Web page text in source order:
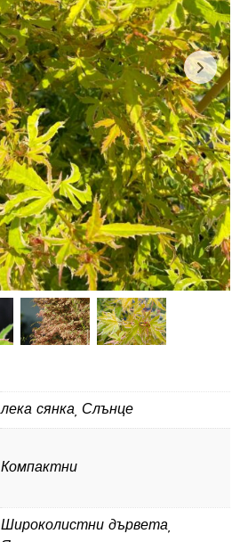
лека сянка, Слънце
Компактни
Широколистни дървета,